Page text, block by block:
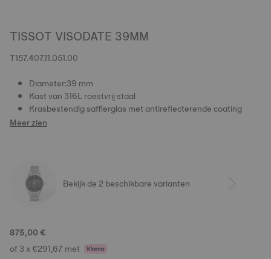
TISSOT VISODATE 39MM
T157.407.11.051.00
Diameter:39 mm
Kast van 316L roestvrij staal
Krasbestendig saffierglas met antireflecterende coating
Meer zien
Bekijk de 2 beschikbare varianten
875,00 €
of 3 x €291,67 met